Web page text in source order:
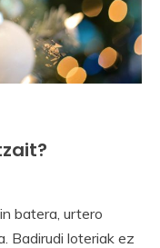
batera, urtero
Badirudi loteriak ez